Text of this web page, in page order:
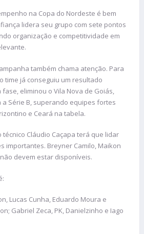
na Copa do Nordeste é bem
lidera seu grupo com sete pontos
organização e competitividade em
também chama atenção. Para
time já conseguiu um resultado
eliminou o Vila Nova de Goiás,
Série B, superando equipes fortes
e Ceará na tabela.
Cláudio Caçapa terá que lidar
importantes. Breyner Camilo, Maikon
devem estar disponíveis.
Lucas Cunha, Eduardo Moura e
Gabriel Zeca, PK, Danielzinho e Iago